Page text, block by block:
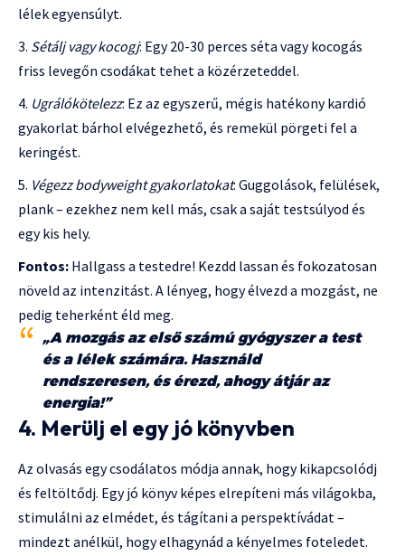
lélek egyensúlyt.
Sétálj vagy kocogj: Egy 20-30 perces séta vagy kocogás
friss levegőn csodákat tehet a közérzeteddel.
Ugrálókötelezz: Ez az egyszerű, mégis hatékony kardió
gyakorlat bárhol elvégezhető, és remekül pörgeti fel a
keringést.
Végezz bodyweight gyakorlatokat: Guggolások, felülések,
plank – ezekhez nem kell más, csak a saját testsúlyod és
egy kis hely.
Fontos: Hallgass a testedre! Kezdd lassan és fokozatosan
növeld az intenzitást. A lényeg, hogy élvezd a mozgást, ne
pedig teherként éld meg.
„A mozgás az első számú gyógyszer a test
és a lélek számára. Használd
rendszeresen, és érezd, ahogy átjár az
energia!”
4. Merülj el egy jó könyvben
Az olvasás egy csodálatos módja annak, hogy kikapcsolódj
és feltöltődj. Egy jó könyv képes elrepíteni más világokba,
stimulálni az elmédet, és tágítani a perspektívádat –
mindezt anélkül, hogy elhagynád a kényelmes foteledet.